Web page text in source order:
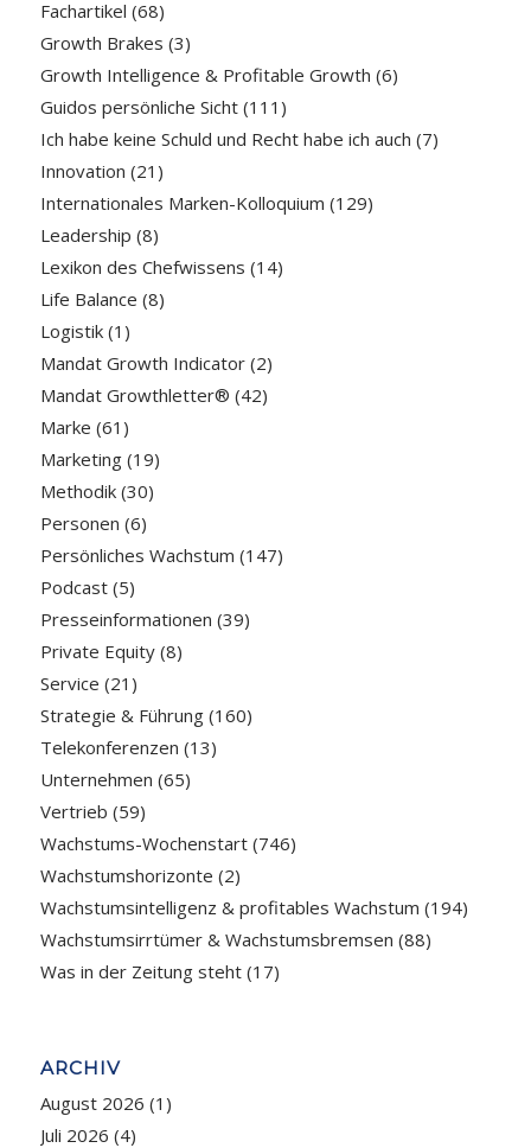
Fachartikel (68)
Growth Brakes (3)
Growth Intelligence & Profitable Growth (6)
Guidos persönliche Sicht(111)
Ich habe keine Schuld und Recht habe ich auch (7)
Innovation (21)
Internationales Marken-Kolloquium (129)
Leadership (8)
Lexikon des Chefwissens (14)
Life Balance (8)
Logistik(1)
Mandat Growth Indicator(2)
Mandat Growthletter® (42)
Marke (61)
Marketing(19)
Methodik(30)
Personen (6)
Persönliches Wachstum (147)
Podcast(5)
Presseinformationen (39)
Private Equity(8)
Service (21)
Strategie & Führung(160)
Telekonferenzen (13)
Unternehmen (65)
Vertrieb (59)
Wachstums-Wochenstart(746)
Wachstumshorizonte (2)
Wachstumsintelligenz & profitables Wachstum (194)
Wachstumsirrtümer & Wachstumsbremsen (88)
Was in der Zeitung steht(17)
ARCHIV
August 2026 (1)
Juli 2026 (4)